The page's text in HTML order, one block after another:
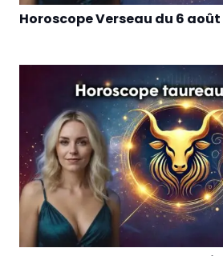
Horoscope Verseau du 6 août